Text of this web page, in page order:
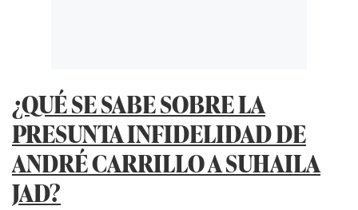
¿QUÉ SE SABE SOBRE LA
PRESUNTA INFIDELIDAD DE
ANDRÉ CARRILLO A SUHAILA
JAD?